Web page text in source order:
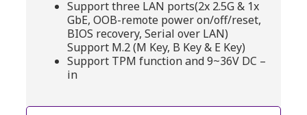
Support three LAN ports(2x 2.5G & 1x
GbE, OOB-remote power on/off/reset,
BIOS recovery, Serial over LAN)
Support M.2 (M Key, B Key & E Key)
Support TPM function and 9~36V DC –
in